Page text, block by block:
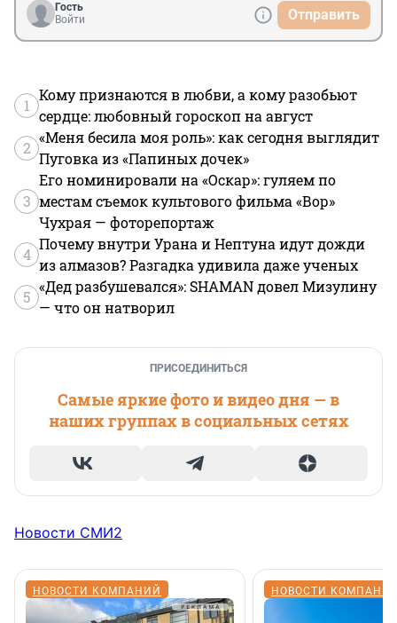
Гость
Войти
Отправить
1
Кому признаются в любви, а кому разобьют
сердце: любовный гороскоп на август
2
«Меня бесила моя роль»: как сегодня выглядит
Пуговка из «Папиных дочек»
3
Его номинировали на «Оскар»: гуляем по
местам съемок культового фильма «Вор»
Чухрая — фоторепортаж
4
Почему внутри Урана и Нептуна идут дожди
из алмазов? Разгадка удивила даже ученых
5
«Дед разбушевался»: SHAMAN довел Мизулину
— что он натворил
ПРИСОЕДИНИТЬСЯ
Самые яркие фото и видео дня — в
наших группах в социальных сетях
Новости СМИ2
НОВОСТИ КОМПАНИЙ НОВОСТИ